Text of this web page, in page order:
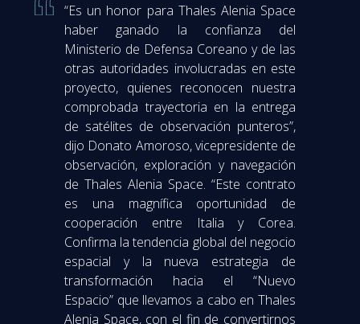
“Es un honor para Thales Alenia Space
haber ganado la confianza del
Ministerio de Defensa Coreano y de las
otras autoridades involucradas en este
proyecto, quienes reconocen nuestra
comprobada trayectoria en la entrega
de satélites de observación punteros”,
dijo Donato Amoroso, vicepresidente de
observación, exploración y navegación
de Thales Alenia Space. “Este contrato
es una magnífica oportunidad de
cooperación entre Italia y Corea.
Confirma la tendencia global del negocio
espacial y la nueva estrategia de
transformación hacia el “Nuevo
Espacio” que llevamos a cabo en Thales
Alenia Space, con el fin de convertirnos